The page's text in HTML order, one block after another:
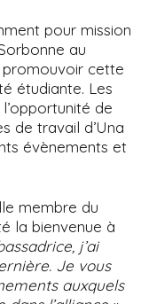
pour mission
au
promouvoir cette
étudiante. Les
de
de travail d’Una
évènements et
membre du
la bienvenue à
j’ai
Je vous
auxquels